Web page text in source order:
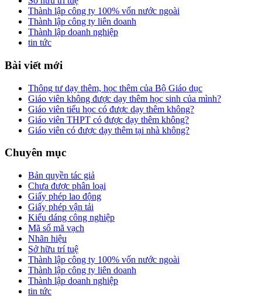
Thành lập công ty 100% vốn nước ngoài
Thành lập công ty liên doanh
Thành lập doanh nghiệp
tin tức
Bài viết mới
Thông tư dạy thêm, học thêm của Bộ Giáo dục
Giáo viên không được dạy thêm học sinh của mình?
Giáo viên tiểu học có được dạy thêm không?
Giáo viên THPT có được dạy thêm không?
Giáo viên có được dạy thêm tại nhà không?
Chuyên mục
Bản quyền tác giả
Chưa được phân loại
Giấy phép lao động
Giấy phép vận tải
Kiểu dáng công nghiệp
Mã số mã vạch
Nhãn hiệu
Sở hữu trí tuệ
Thành lập công ty 100% vốn nước ngoài
Thành lập công ty liên doanh
Thành lập doanh nghiệp
tin tức